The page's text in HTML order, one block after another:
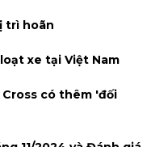
trì hoãn
xe tại Việt Nam
có thêm 'đối